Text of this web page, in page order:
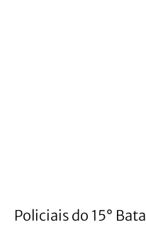
Policiais do 15°